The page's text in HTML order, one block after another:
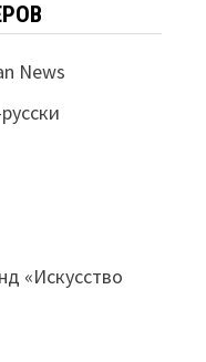
News
«Искусство